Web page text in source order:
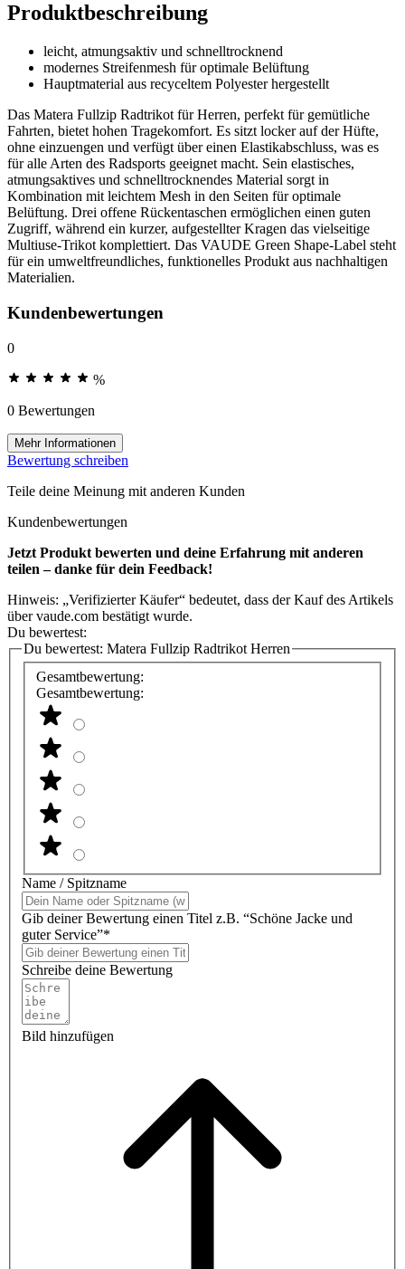
Produktbeschreibung
leicht, atmungsaktiv und schnelltrocknend
modernes Streifenmesh für optimale Belüftung
Hauptmaterial aus recyceltem Polyester hergestellt
Das Matera Fullzip Radtrikot für Herren, perfekt für gemütliche
Fahrten, bietet hohen Tragekomfort. Es sitzt locker auf der Hüfte,
ohne einzuengen und verfügt über einen Elastikabschluss, was es
für alle Arten des Radsports geeignet macht. Sein elastisches,
atmungsaktives und schnelltrocknendes Material sorgt in
Kombination mit leichtem Mesh in den Seiten für optimale
Belüftung. Drei offene Rückentaschen ermöglichen einen guten
Zugriff, während ein kurzer, aufgestellter Kragen das vielseitige
Multiuse-Trikot komplettiert. Das VAUDE Green Shape-Label steht
für ein umweltfreundliches, funktionelles Produkt aus nachhaltigen
Materialien.
Kundenbewertungen
0
%
0 Bewertungen
Mehr Informationen
Bewertung schreiben
Teile deine Meinung mit anderen Kunden
Kundenbewertungen
Jetzt Produkt bewerten und deine Erfahrung mit anderen
teilen – danke für dein Feedback!
Hinweis: „Verifizierter Käufer“ bedeutet, dass der Kauf des Artikels
über vaude.com bestätigt wurde.
Du bewertest:
Du bewertest: Matera Fullzip Radtrikot Herren
Gesamtbewertung:
Gesamtbewertung:
Name / Spitzname
Gib deiner Bewertung einen Titel z.B. “Schöne Jacke und
guter Service”*
Schreibe deine Bewertung
Bild hinzufügen